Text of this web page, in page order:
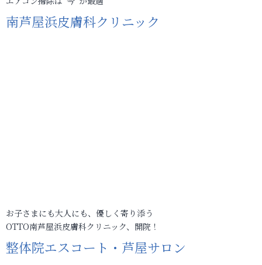
南芦屋浜皮膚科クリニック
お子さまにも大人にも、優しく寄り添う
OTTO南芦屋浜皮膚科クリニック、開院！
整体院エスコート・芦屋サロン